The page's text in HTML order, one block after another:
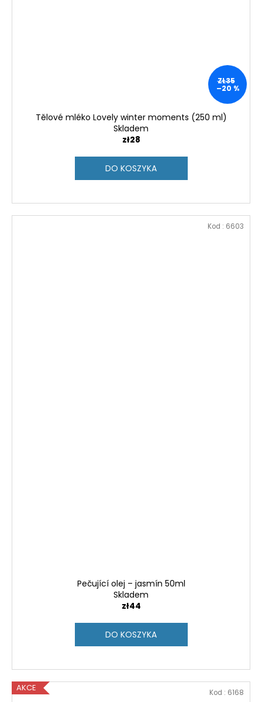
ZŁ35
–20 %
Tělové mléko Lovely winter moments (250 ml)
Skladem
zł28
DO KOSZYKA
Pečující olej – jasmín 50ml
Skladem
zł44
DO KOSZYKA
Kod : 6603
AKCE Kod : 6168